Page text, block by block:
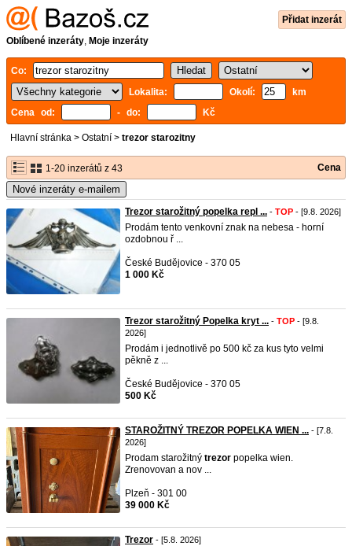
Přidat inzerát
Oblíbené inzeráty, Moje inzeráty
Co:
Lokalita:
Okolí:
km
Cena od:
- do: Kč
Hlavní stránka > Ostatní > trezor starozitny
1-20 inzerátů z 43 Cena
Nové inzeráty e-mailem
Trezor starožitný popelka repl ... - TOP - [9.8. 2026]
Prodám tento venkovní znak na nebesa - horní
ozdobnou ř ...
České Budějovice - 370 05
1 000 Kč
Trezor starožitný Popelka kryt ... - TOP - [9.8.
2026]
Prodám i jednotlivě po 500 kč za kus tyto velmi
pěkně z ...
České Budějovice - 370 05
500 Kč
STAROŽITNÝ TREZOR POPELKA WIEN ... - [7.8.
2026]
Prodam starožitný trezor popelka wien.
Zrenovovan a nov ...
Plzeň - 301 00
39 000 Kč
Trezor - [5.8. 2026]